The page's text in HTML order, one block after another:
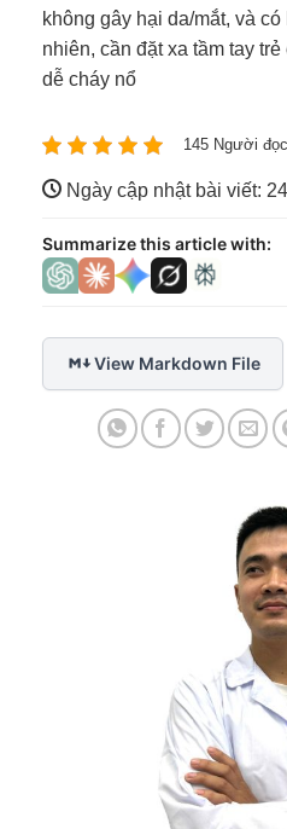
không gây hại da/mắt, và
nhiên, cần đặt xa tầm tay
dễ cháy nổ
145 Người
Ngày cập nhật bài viết:
Summarize this article with:
View Markdown File